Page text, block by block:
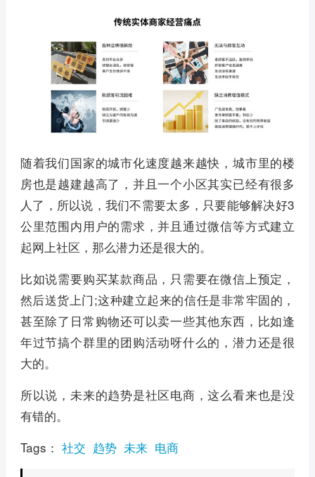
随着我们国家的城市化速度越来越快，城市里的楼
房也是越建越高了，并且一个小区其实已经有很多
人了，所以说，我们不需要太多，只要能够解决好3
公里范围内用户的需求，并且通过微信等方式建立
起网上社区，那么潜力还是很大的。
比如说需要购买某款商品，只需要在微信上预定，
然后送货上门;这种建立起来的信任是非常牢固的，
甚至除了日常购物还可以卖一些其他东西，比如逢
年过节搞个群里的团购活动呀什么的，潜力还是很
大的。
所以说，未来的趋势是社区电商，这么看来也是没
有错的。
Tags： 社交 趋势 未来 电商